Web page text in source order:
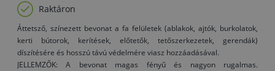
Raktáron
Áttetsző, színezett bevonat a fa felületek (ablakok, ajtók, burkolatok,
kerti bútorok, kerítések, előtetők, tetőszerkezetek, gerendák)
díszítésére és hosszú távú védelmére viasz hozzáadásával.
JELLEMZŐK: A bevonat magas fényű és nagyon rugalmas.